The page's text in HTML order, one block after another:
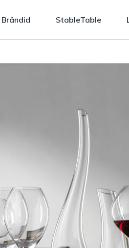
Brändid StableTable